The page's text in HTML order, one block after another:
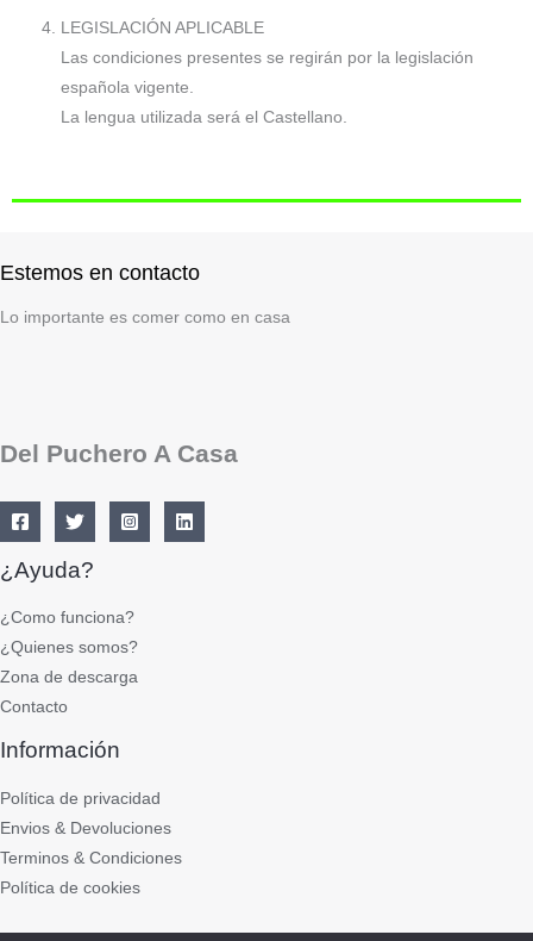
LEGISLACIÓN APLICABLE
Las condiciones presentes se regirán por la legislación
española vigente.
La lengua utilizada será el Castellano.
Estemos en contacto
Lo importante es comer como en casa
Del Puchero A Casa
¿Ayuda?
¿Como funciona?
¿Quienes somos?
Zona de descarga
Contacto
Información
Política de privacidad
Envios & Devoluciones
Terminos & Condiciones
Política de cookies